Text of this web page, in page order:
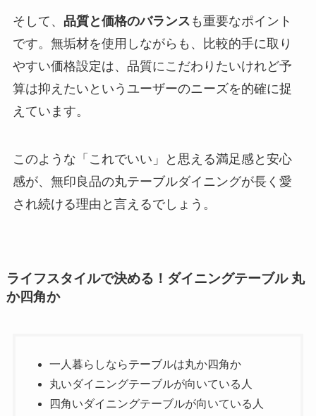
そして、 品質と価格のバランス も重要なポイント
です。無垢材を使用しながらも、比較的手に取り
やすい価格設定は、品質にこだわりたいけれど予
算は抑えたいというユーザーのニーズを的確に捉
えています。
このような「これでいい」と思える満足感と安心
感が、無印良品の丸テーブルダイニングが長く愛
され続ける理由と言えるでしょう。
ライフスタイルで決める！ダイニングテーブル 丸
か四角か
一人暮らしならテーブルは丸か四角か
丸いダイニングテーブルが向いている人
四角いダイニングテーブルが向いている人